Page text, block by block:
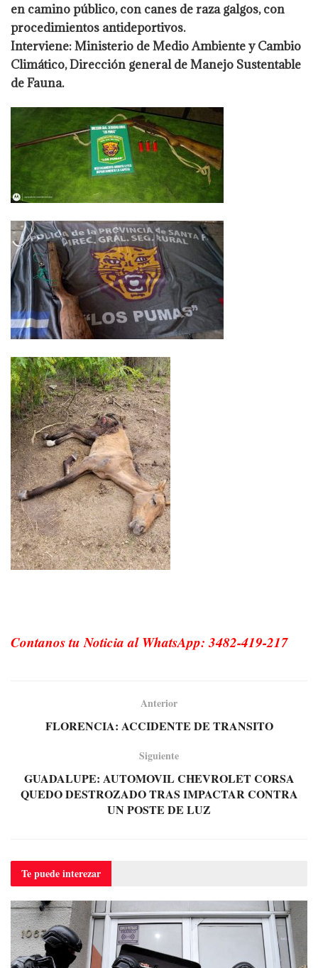
en camino público, con canes de raza galgos, con
procedimientos antideportivos.
Interviene: Ministerio de Medio Ambiente y Cambio
Climático, Dirección general de Manejo Sustentable
de Fauna.
Contanos tu Noticia al WhatsApp: 3482-419-217
Anterior
FLORENCIA: ACCIDENTE DE TRANSITO
Siguiente
GUADALUPE: AUTOMOVIL CHEVROLET CORSA
QUEDO DESTROZADO TRAS IMPACTAR CONTRA
UN POSTE DE LUZ
Te puedeinterezar